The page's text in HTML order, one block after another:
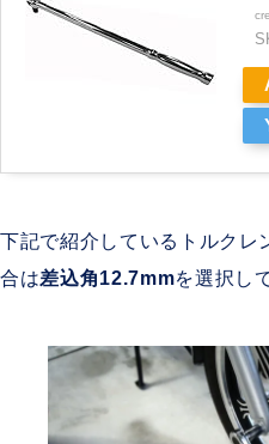
下記で紹介しているトルクレ
合は差込角12.7mmを選択し